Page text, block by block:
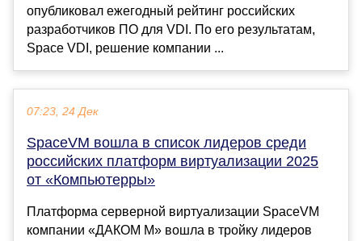
опубликовал ежегодный рейтинг российских
разработчиков ПО для VDI. По его результатам,
Space VDI, решение компании ...
07:23, 24 Дек
SpaceVM вошла в список лидеров среди
российских платформ виртуализации 2025
от «Компьютерры»
Платформа серверной виртуализации SpaceVM
компании «ДАКОМ М» вошла в тройку лидеров